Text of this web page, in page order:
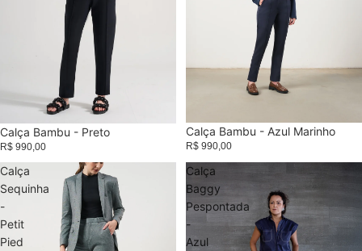
Calça Bambu - Preto
R$ 990,00
Calça Bambu - Azul Marinho
R$ 990,00
Calça
Sequinha
-
Petit
Pied
Calça
Baggy
Pespontada
-
Azul